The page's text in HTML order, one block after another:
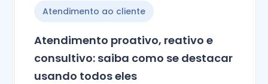
Atendimento ao cliente
Atendimento proativo, reativo e
consultivo: saiba como se destacar
usando todos eles